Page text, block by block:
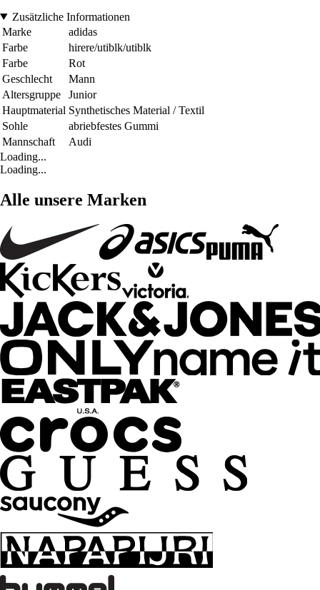
Zusätzliche Informationen
Marke
adidas
Farbe
hirere/utiblk/utiblk
Farbe
Rot
Geschlecht
Mann
Altersgruppe
Junior
Hauptmaterial Synthetisches Material / Textil
Sohle
abriebfestes Gummi
Mannschaft
Audi
Loading...
Loading...
Alle unsere Marken